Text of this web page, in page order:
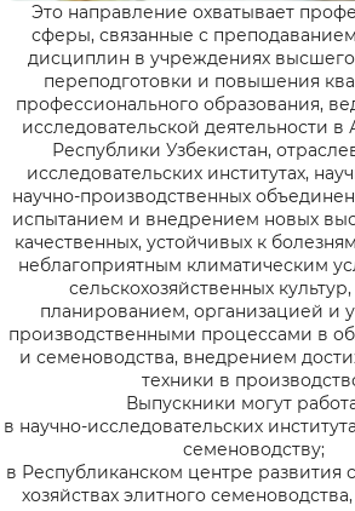
Это направление охватывает
сферы, связанные с
дисциплин в учреждениях
переподготовки и повышения
профессионального образования,
исследовательской деятельности в
Республики Узбекистан,
исследовательских институтах,
научно-производственных
испытанием и внедрением новых
качественных, устойчивых к
неблагоприятным климатическим
сельскохозяйственных
планированием, организацией и
производственными процессами в
и семеноводства, внедрением
техники в
Выпускники могут
в научно-исследовательских
семеноводству;
в Республиканском центре развития
хозяйствах элитного